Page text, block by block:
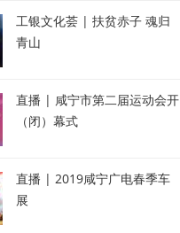
工银文化荟 | 扶贫赤子 魂归
青山
直播 | 咸宁市第二届运动会开
（闭）幕式
直播 | 2019咸宁广电春季车
展